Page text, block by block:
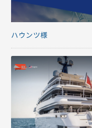
ハウンツ様